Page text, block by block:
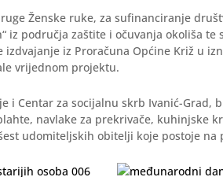
Ženske ruke, za sufinanciranje
iz područja zaštite i očuvanja okoliša
izdvajanje iz Proračuna Općine Križ u
vrijednom projektu.
i Centar za socijalnu skrb Ivanić-Grad,
navlake za prekrivače, kuhinjske
udomiteljskih obitelji koje postoje na